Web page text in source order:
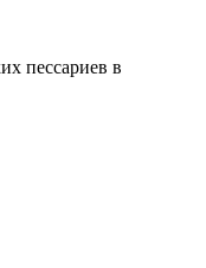
пессариев в